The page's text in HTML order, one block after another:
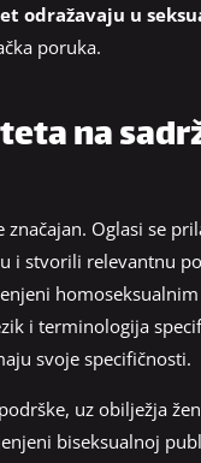
odražavaju u
poruka.
na
Oglasi se
stvorili relevantnu
i terminologija
svoje specifičnosti.
uz obilježja
biseksualnoj